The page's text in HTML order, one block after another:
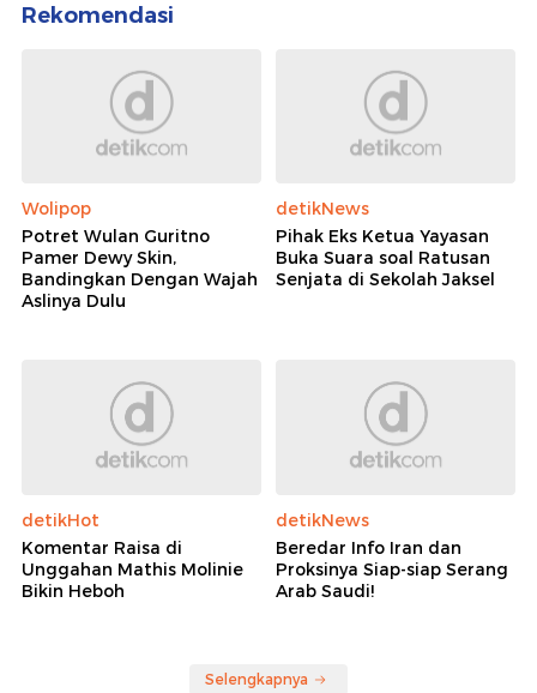
Rekomendasi
Wolipop
Potret Wulan Guritno
Pamer Dewy Skin,
Bandingkan Dengan Wajah
Aslinya Dulu
detikNews
Pihak Eks Ketua Yayasan
Buka Suara soal Ratusan
Senjata di Sekolah Jaksel
detikHot
Komentar Raisa di
Unggahan Mathis Molinie
Bikin Heboh
detikNews
Beredar Info Iran dan
Proksinya Siap-siap Serang
Arab Saudi!
Selengkapnya